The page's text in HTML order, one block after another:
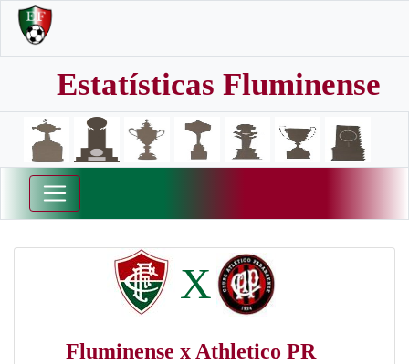
Estatísticas Fluminense
X
Fluminense x Athletico PR